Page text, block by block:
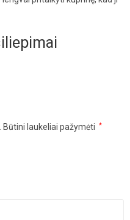
Būtini laukeliai pažymėti *